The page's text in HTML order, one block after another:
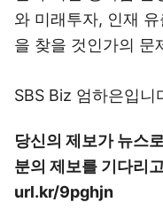
와 미래투자, 인재
을 찾을 것인가의 문
SBS Biz 엄하은입니
당신의 제보가 뉴스
분의 제보를 기다리
url.kr/9pghjn